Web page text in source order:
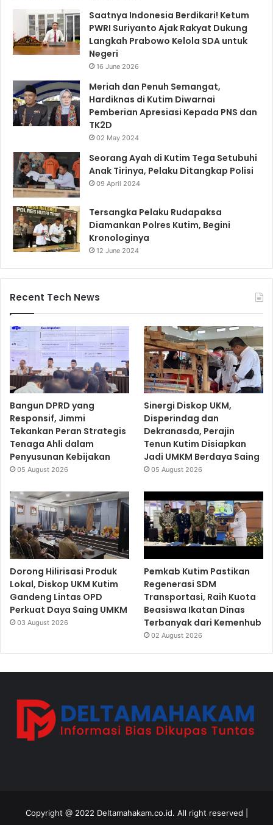
Saatnya Indonesia Berdikari! Ketum
PWRI Suriyanto Ajak Rakyat Dukung
Langkah Prabowo Kelola SDA untuk
Negeri
16 June 2026
Meriah dan Penuh Semangat,
Hardiknas di Kutim Diwarnai
Pemberian Apresiasi Kepada PNS dan
TK2D
02 May 2024
Seorang Ayah di Kutim Tega Setubuhi
Anak Tirinya, Pelaku Ditangkap Polisi
09 April 2024
Tersangka Pelaku Rudapaksa
Diamankan Polres Kutim, Begini
Kronologinya
12 June 2024
Recent Tech News
Bangun DPRD yang
Responsif, Jimmi
Tekankan Peran Strategis
Tenaga Ahli dalam
Penyusunan Kebijakan
05 August 2026
Sinergi Diskop UKM,
Disperindag dan
Dekranasda, Perajin
Tenun Kutim Disiapkan
Jadi UMKM Berdaya Saing
05 August 2026
Dorong Hilirisasi Produk
Lokal, Diskop UKM Kutim
Gandeng Lintas OPD
Perkuat Daya Saing UMKM
03 August 2026
Pemkab Kutim Pastikan
Regenerasi SDM
Transportasi, Raih Kuota
Beasiswa Ikatan Dinas
Terbanyak dari Kemenhub
02 August 2026
Copyright @ 2022 Deltamahakam.co.id. All right reserved |